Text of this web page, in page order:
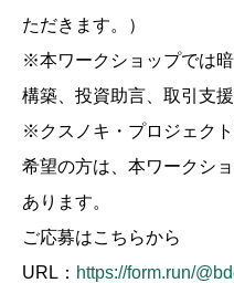
ただきます。）
※本ワークショップでは
構築、投資助言、取引支
※クスノキ・プロジェク
希望の方は、本ワークシ
あります。
ご応募はこちらから
URL： https://form.run/